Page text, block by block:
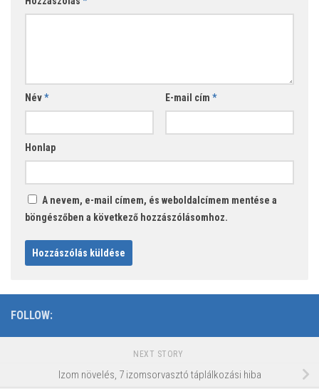
Név* E-mail cím *
Honlap
A nevem, e-mail címem, és weboldalcímem mentése a
böngészőben a következő hozzászólásomhoz.
FOLLOW:
NEXT STORY
Izom növelés, 7 izomsorvasztó táplálkozási hiba